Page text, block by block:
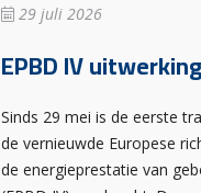
29 juli 2026
EPBD IV uitwerking
Sinds 29 mei is de eerste
de vernieuwde Europese
de energieprestatie van